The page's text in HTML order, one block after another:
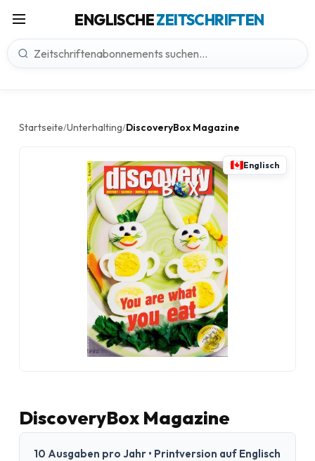
ENGLISCHEZEITSCHRIFTEN
Startseite/Unterhalting/DiscoveryBox Magazine
Englisch
DiscoveryBox Magazine
10 Ausgaben pro Jahr • Printversion auf Englisch